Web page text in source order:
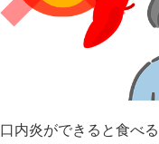
口内炎ができると食べ